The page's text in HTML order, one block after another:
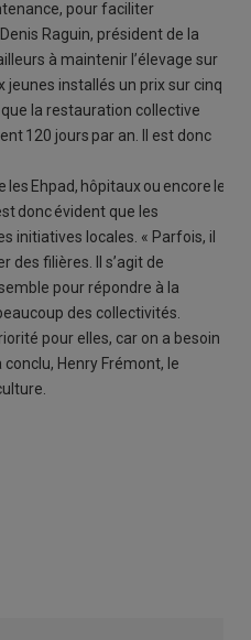
pour faciliter
Raguin, président de la
à maintenir l’élevage sur
jeunes installés un prix sur cinq
la restauration collective
120 jours par an. Il est donc
Ehpad, hôpitaux ou encore les
donc évident que les
initiatives locales. « Parfois, il
des filières. Il s’agit de
pour répondre à la
des collectivités.
pour elles, car on a besoin
Henry Frémont, le